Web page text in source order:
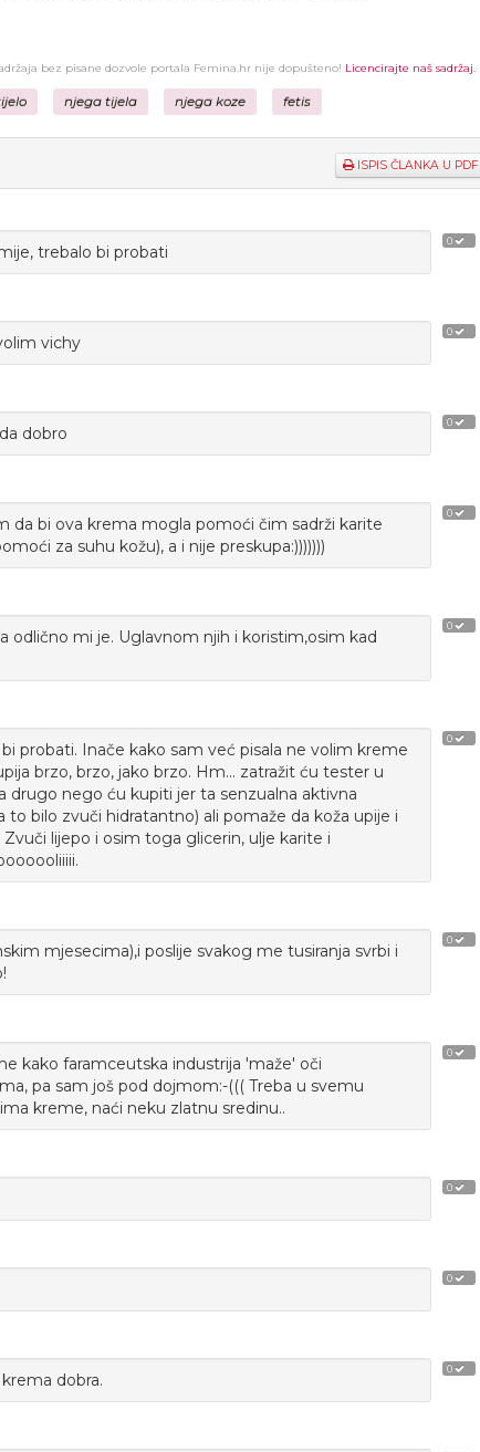
bez pisane dozvole portala Femina.hr nije dopušteno! Licencirajte naš sadržaj.
njega tijela njega koze fetis
ISPIS ČLANKA U PDF
0
trebalo bi probati
0
vichy
0
dobro
0
da bi ova krema mogla pomoći čim sadrži karite
za suhu kožu), a i nije preskupa:)))))))
0
odlično mi je. Uglavnom njih i koristim,osim kad
0
probati. Inače kako sam već pisala ne volim kreme
brzo, brzo, jako brzo. Hm... zatražit ću tester u
drugo nego ću kupiti jer ta senzualna aktivna
bilo zvuči hidratantno) ali pomaže da koža upije i
lijepo i osim toga glicerin, ulje karite i
0
mjesecima),i poslije svakog me tusiranja svrbi i
0
kako faramceutska industrija 'maže' oči
pa sam još pod dojmom:-((( Treba u svemu
kreme, naći neku zlatnu sredinu..
0
0
0
dobra.